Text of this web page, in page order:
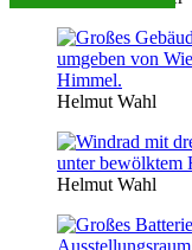
Helmut Wahl
Helmut Wahl